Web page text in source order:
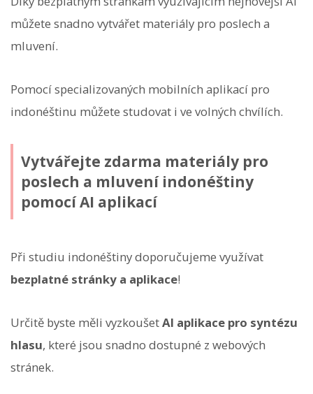
můžete snadno vytvářet materiály pro poslech a
mluvení.
Pomocí specializovaných mobilních aplikací pro
indonéštinu můžete studovat i ve volných chvílích.
Vytvářejte zdarma materiály pro
poslech a mluvení indonéštiny
pomocí AI aplikací
Při studiu indonéštiny doporučujeme využívat
bezplatné stránky a aplikace!
Určitě byste měli vyzkoušetAI aplikace pro syntézu
hlasu, které jsou snadno dostupné z webových
stránek.